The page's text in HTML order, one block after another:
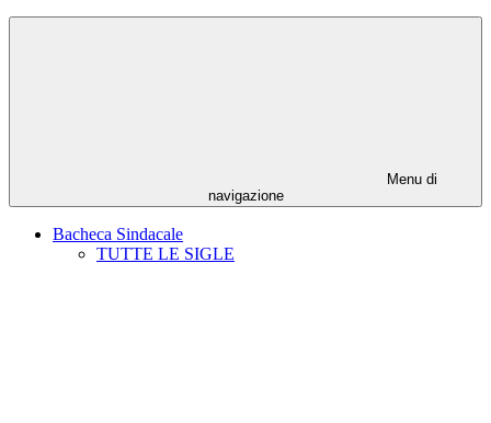
Menu di
navigazione
Bacheca Sindacale
TUTTE LE SIGLE